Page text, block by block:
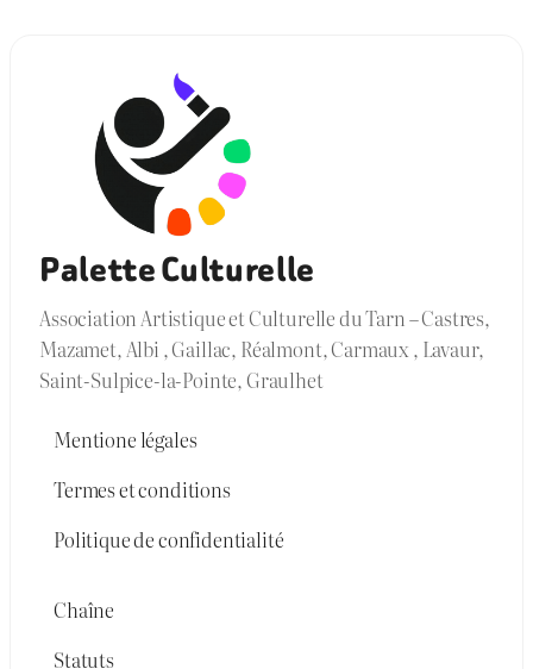
Palette Culturelle
Association Artistique et Culturelle du Tarn – Castres,
Mazamet, Albi , Gaillac, Réalmont, Carmaux , Lavaur,
Saint-Sulpice-la-Pointe, Graulhet
Mentione légales
Termes et conditions
Politique de confidentialité
Chaîne
Statuts